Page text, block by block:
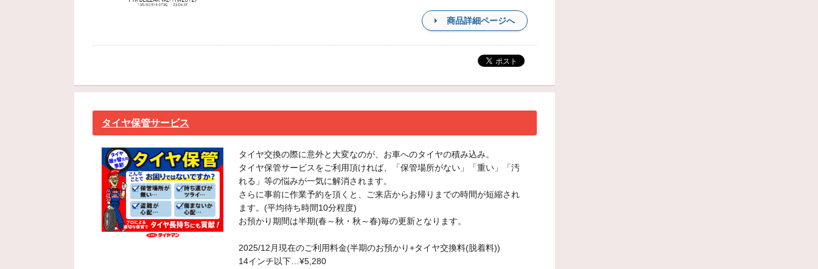
商品詳細ページへ
タイヤ保管サービス
タイヤ交換の際に意外と大変なのが、お車へのタイヤの積み込み。
タイヤ保管サービスをご利用頂ければ、「保管場所がない」「重い」「汚
れる」等の悩みが一気に解消されます。
さらに事前に作業予約を頂くと、ご来店からお帰りまでの時間が短縮され
ます。(平均待ち時間10分程度)
お預かり期間は半期(春～秋・秋～春)毎の更新となります。
2025/12月現在のご利用料金(半期のお預かり+タイヤ交換料(脱着料))
14インチ以下…¥5,280